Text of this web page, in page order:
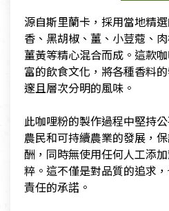
源自斯里蘭卡，採用當地精
香、黑胡椒、薑、小荳蔻、
薑黃等精心混合而成。這款
富的飲食文化，將各種香料
邃且層次分明的風味。
此咖哩粉的製作過程中堅持
農民和可持續農業的發展，
酬，同時無使用任何人工添
粹。這不僅是對品質的追求
責任的承諾。